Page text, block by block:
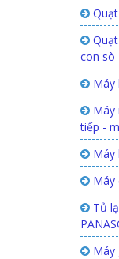
con sò
Máy
Máy
tiếp -
Máy
Máy
Tủ
Máy